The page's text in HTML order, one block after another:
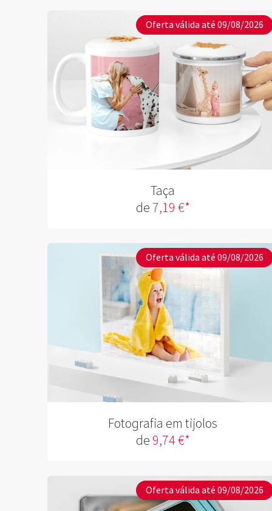
Oferta válida até 09/08/2026
Taça
de7,19 €*
Oferta válida até 09/08/2026
Fotografia em tijolos
de 9,74 €*
Oferta válida até 09/08/2026